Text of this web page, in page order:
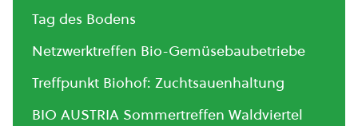
Tag des Bodens
Netzwerktreffen Bio-Gemüsebaubetriebe
Treffpunkt Biohof: Zuchtsauenhaltung
BIO AUSTRIA Sommertreffen Waldviertel